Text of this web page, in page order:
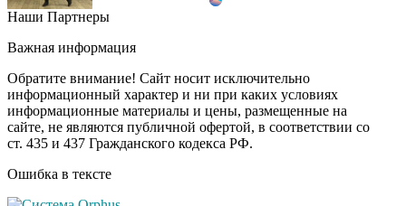
Ржу не переставая, это
не раз
i
Скрытая камера на
пляже Крыма: Что
люди вытворяют, когда
Наши Партнеры
Важная информация
Обратите внимание! Сайт носит исключительно
информационный характер и ни при каких условиях
информационные материалы и цены, размещенные на
сайте, не являются публичной офертой, в соответствии со
ст. 435 и 437 Гражданского кодекса РФ.
Ошибка в тексте